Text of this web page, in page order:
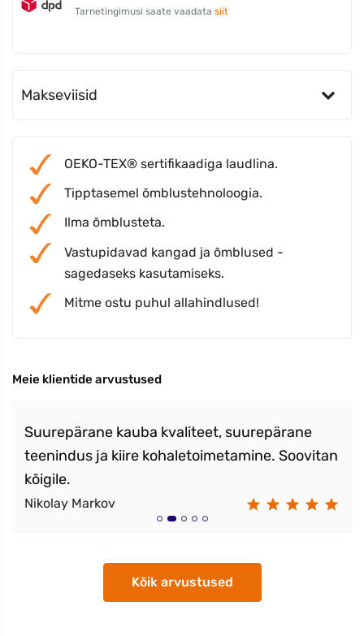
Tarnetingimusi saate vaadata siit
Makseviisid
OEKO-TEX® sertifikaadiga laudlina.
Tipptasemel õmblustehnoloogia.
Ilma õmblusteta.
Vastupidavad kangad ja õmblused -
sagedaseks kasutamiseks.
Mitme ostu puhul allahindlused!
Meie klientide arvustused
Suurepärane kauba kvaliteet, suurepärane
teenindus ja kiire kohaletoimetamine. Soovitan
kõigile.
Nikolay Markov
Kõik arvustused